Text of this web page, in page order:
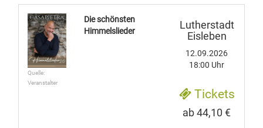
Quelle:
Veranstalter
Die schönsten
Himmelslieder
Lutherstadt
Eisleben
12.09.2026
18:00 Uhr
Tickets
ab 44,10 €